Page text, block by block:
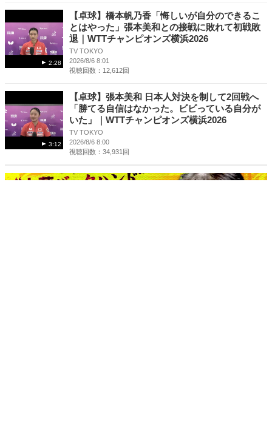
2:28
【卓球】橋本帆乃香「悔しいが自分のできるこ
とはやった」張本美和との接戦に敗れて初戦敗
退｜WTTチャンピオンズ横浜2026
TV TOKYO
2026/8/6 8:01
視聴回数：12,612回
3:12
【卓球】張本美和 日本人対決を制して2回戦へ
「勝てる自信はなかった。ビビっている自分が
いた」｜WTTチャンピオンズ横浜2026
TV TOKYO
2026/8/6 8:00
視聴回数：34,931回